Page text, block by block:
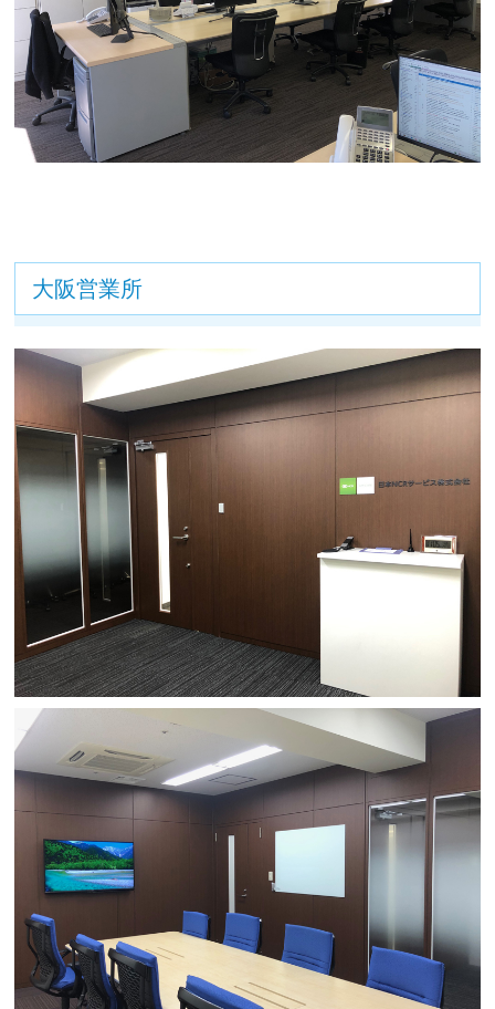
大阪営業所